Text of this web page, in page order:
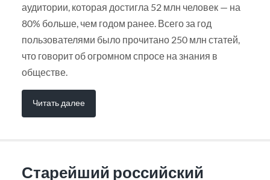
аудитории, которая достигла 52 млн человек — на
80% больше, чем годом ранее. Всего за год
пользователями было прочитано 250 млн статей,
что говорит об огромном спросе на знания в
обществе.
Читать далее
Старейший российский